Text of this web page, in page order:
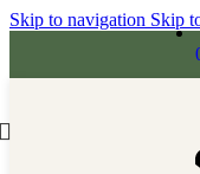
Skip to navigation Skip